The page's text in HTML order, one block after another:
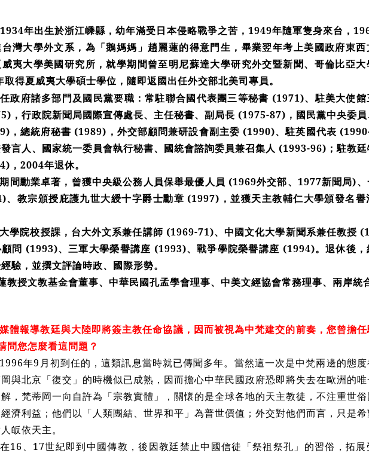
年出生於浙江嵊縣，幼年滿受日本侵略戰爭之苦，1949年隨軍隻身來台，
灣大學外文系，為「鵝媽媽」趙麗蓮的得意門生，畢業翌年考上美國政府東
夷大學美國研究所，就學期間曾至明尼蘇達大學研究外交暨新聞、哥倫比亞
得夏威夷大學碩士學位，隨即返國出任外交部北美司專員。
政府諸多部門及國民黨要職：常駐聯合國代表團三等秘書 (1971)、駐美大使
，行政院新聞局國際宣傳處長、主任秘書、副局長 (1975-87)，國民黨中央委
，總統府秘書 (1989)，外交部顧問兼研設會副主委 (1990)、駐英國代表
言人、國家統一委員會執行秘書、國統會諮詢委員兼召集人 (1993-96)；駐教
，2004年退休。
間勳業卓著，曾獲中央級公務人員保舉最優人員 (1969外交部、1977新聞局)
、教宗頒授庇護九世大綬十字爵士勳章 (1997)，並獲天主教輔仁大學頒發名譽
學院校授課，台大外文系兼任講師 (1969-71)、中國文化大學新聞系兼任教授
顧問 (1993)、三軍大學榮譽講座 (1993)、戰爭學院榮譽講座 (1994)。退休後，
驗，並撰文評論時政、國際形勢。
教授文教基金會董事、中華民國孔孟學會理事、中美文經協會常務理事、兩岸統
體報導教廷與大陸即將簽主教任命協議，因而被視為中梵建交的前奏，您曾擔
問您怎麼看這問題？
年9月初到任的，這類訊息當時就已傳聞多年。當然這一次是中梵兩邊的態
與北京「復交」的時機似已成熟，因而擔心中華民國政府恐即將失去在歐洲的
，梵蒂岡一向自許為「宗教實體」，關懷的是全球各地的天主教徒，不注重世
濟利益；他們以「人類團結、世界和平」為普世價值；外交對他們而言，只是
皈依天主。
16、17世紀即到中國傳教，後因教廷禁止中國信徒「祭祖祭孔」的習俗，拓展